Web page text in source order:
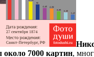
около 7000 картин,